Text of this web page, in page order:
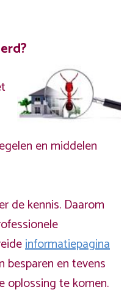
en middelen
de kennis. Daarom
informatiepagina
besparen en tevens
oplossing te komen.